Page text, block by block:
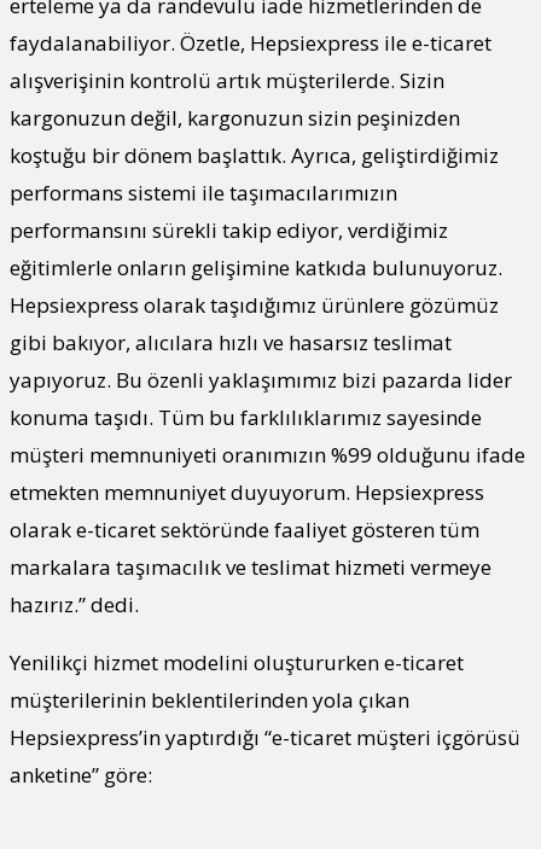
faydalanabiliyor. Özetle, Hepsiexpress ile e-ticaret
alışverişinin kontrolü artık müşterilerde. Sizin
kargonuzun değil, kargonuzun sizin peşinizden
koştuğu bir dönem başlattık. Ayrıca, geliştirdiğimiz
performans sistemi ile taşımacılarımızın
performansını sürekli takip ediyor, verdiğimiz
eğitimlerle onların gelişimine katkıda bulunuyoruz.
Hepsiexpress olarak taşıdığımız ürünlere gözümüz
gibi bakıyor, alıcılara hızlı ve hasarsız teslimat
yapıyoruz. Bu özenli yaklaşımımız bizi pazarda lider
konuma taşıdı. Tüm bu farklılıklarımız sayesinde
müşteri memnuniyeti oranımızın %99 olduğunu ifade
etmekten memnuniyet duyuyorum. Hepsiexpress
olarak e-ticaret sektöründe faaliyet gösteren tüm
markalara taşımacılık ve teslimat hizmeti vermeye
hazırız.” dedi.
Yenilikçi hizmet modelini oluştururken e-ticaret
müşterilerinin beklentilerinden yola çıkan
Hepsiexpress’in yaptırdığı “e-ticaret müşteri içgörüsü
anketine” göre: